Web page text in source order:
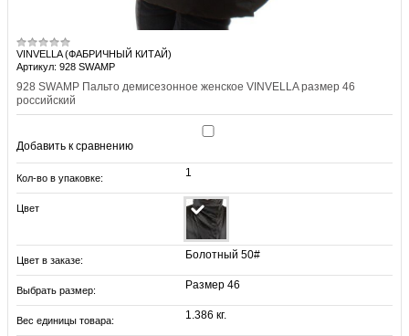
VINVELLA (ФАБРИЧНЫЙ КИТАЙ)
Артикул: 928 SWAMP
928 SWAMP Пальто демисезонное женское VINVELLA размер 46
российский
Добавить к сравнению
Кол-во в упаковке: 1
Цвет
Цвет в заказе: Болотный 50#
Выбрать размер: Размер 46
Вес единицы товара: 1.386 кг.